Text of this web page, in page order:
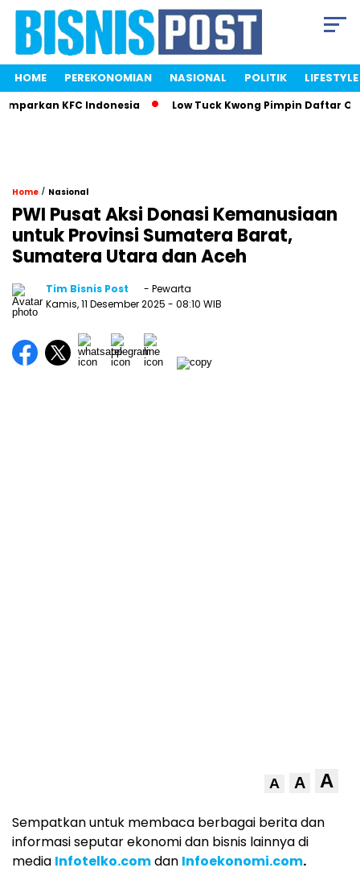
HOME PEREKONOMIAN NASIONAL POLITIK LIFESTYLE
KFC Indonesia Low Tuck Kwong Pimpin Daftar
Home / Nasional
PWI Pusat Aksi Donasi Kemanusiaan
untuk Provinsi Sumatera Barat,
Sumatera Utara dan Aceh
Tim Bisnis Post
- Pewarta
Kamis, 11 Desember 2025 - 08:10 WIB
A A A
Sempatkan untuk membaca berbagai berita dan
informasi seputar ekonomi dan bisnis lainnya di
media Infotelko.comdan Infoekonomi.com.